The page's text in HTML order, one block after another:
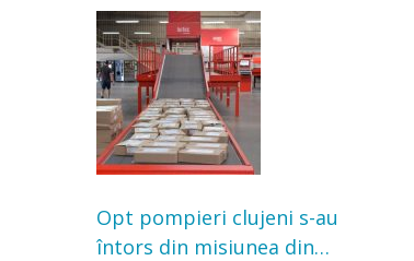
din Cluj-Napoca. Investiție
de 3 milioane de euro
Opt pompieri clujeni s-au
întors din misiunea din